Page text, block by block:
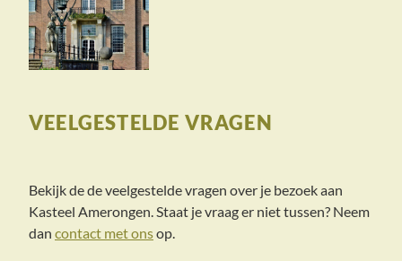
VEELGESTELDE VRAGEN
Bekijk de de veelgestelde vragen over je bezoek aan
Kasteel Amerongen. Staat je vraag er niet tussen? Neem
dan contact met onsop.